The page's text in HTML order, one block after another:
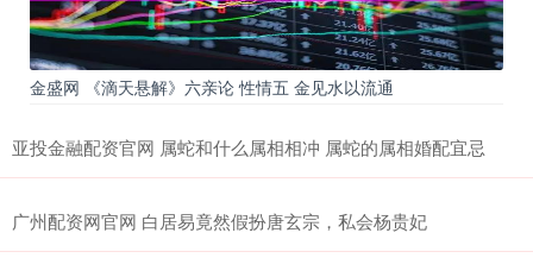
金盛网 《滴天悬解》六亲论 性情五 金见水以流通
亚投金融配资官网 属蛇和什么属相相冲 属蛇的属相婚配宜忌
广州配资网官网 白居易竟然假扮唐玄宗，私会杨贵妃